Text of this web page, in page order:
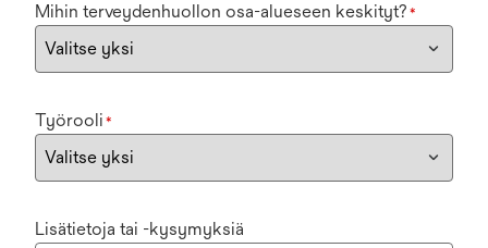
Mihin terveydenhuollon osa-alueseen keskityt? *
Työrooli *
Lisätietoja tai -kysymyksiä